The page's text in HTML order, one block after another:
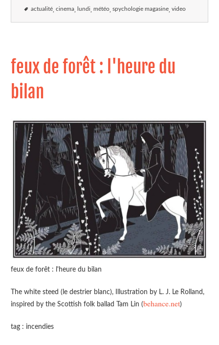
actualité cinema lundi météo spychologie magasine video
feux de forêt : l'heure du
bilan
feux de forêt : l'heure du bilan
The white steed (le destrier blanc), Illustration by L. J. Le Rolland,
inspired by the Scottish folk ballad Tam Lin (behance.net)
tag : incendies